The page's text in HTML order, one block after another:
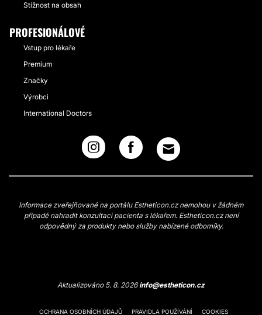
Stížnost na obsah
PROFESIONÁLOVÉ
Vstup pro lékaře
Premium
Značky
Výrobci
International Doctors
Informace zveřejňované na portálu Estheticon.cz nemohou v žádném
případě nahradit konzultaci pacienta s lékařem. Estheticon.cz není
odpovědný za produkty nebo služby nabízené odborníky.
Aktualizováno 5. 8. 2026info@estheticon.cz
OCHRANA OSOBNÍCH ÚDAJŮ PRAVIDLA POUŽÍVÁNÍ COOKIES